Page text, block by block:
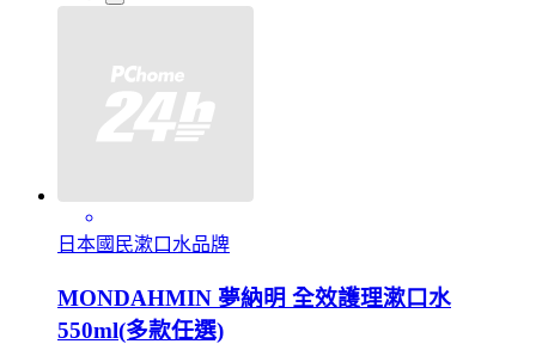
日本國民漱口水品牌
MONDAHMIN 夢納明 全效護理漱口水
550ml(多款任選)